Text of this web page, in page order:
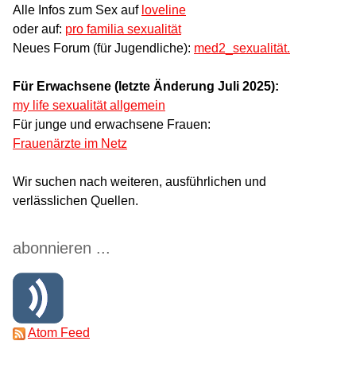
Alle Infos zum Sex auf loveline
oder auf: pro familia sexualität
Neues Forum (für Jugendliche): med2_sexualität.
Für Erwachsene (letzte Änderung Juli 2025):
my life sexualität allgemein
Für junge und erwachsene Frauen:
Frauenärzte im Netz
Wir suchen nach weiteren, ausführlichen und
verlässlichen Quellen.
abonnieren ...
Atom Feed